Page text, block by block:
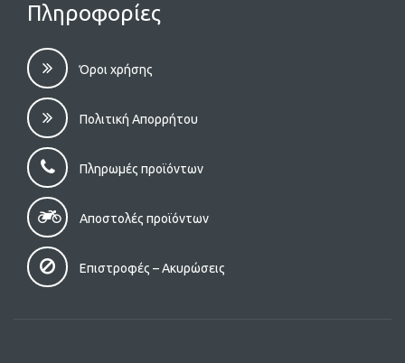
Πληροφορίες
Όροι χρήσης
Πολιτική Απορρήτου
Πληρωμές προϊόντων
Αποστολές προϊόντων
Επιστροφές – Aκυρώσεις